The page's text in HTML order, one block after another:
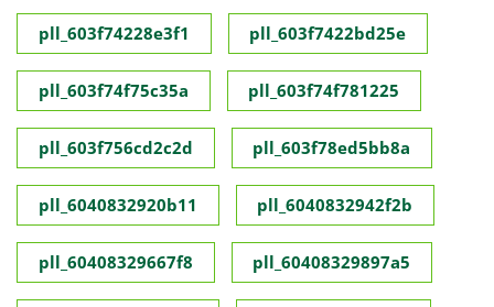
pll_603f74228e3f1 pll_603f7422bd25e
pll_603f74f75c35a pll_603f74f781225
pll_603f756cd2c2d pll_603f78ed5bb8a
pll_6040832920b11 pll_6040832942f2b
pll_60408329667f8 pll_60408329897a5